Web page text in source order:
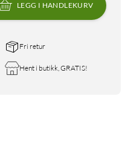
LEGG I HANDLEKURV
Fri retur
Hent i butikk, GRATIS!